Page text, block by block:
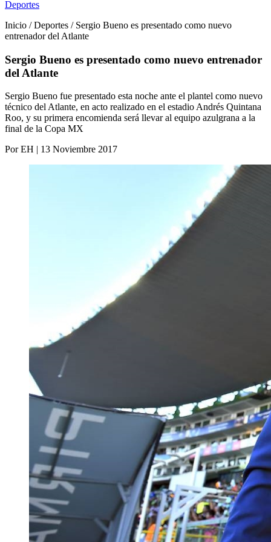
Deportes
Inicio / Deportes / Sergio Bueno es presentado como nuevo
entrenador del Atlante
Sergio Bueno es presentado como nuevo entrenador
del Atlante
Sergio Bueno fue presentado esta noche ante el plantel como nuevo
técnico del Atlante, en acto realizado en el estadio Andrés Quintana
Roo, y su primera encomienda será llevar al equipo azulgrana a la
final de la Copa MX
Por EH | 13 Noviembre 2017